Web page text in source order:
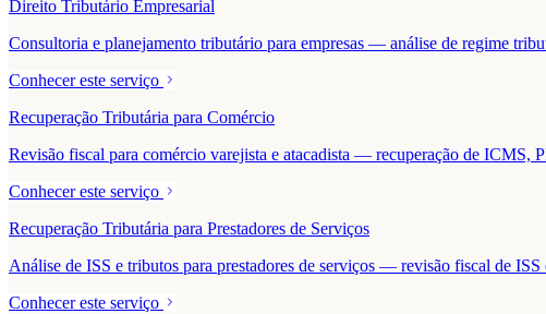
Direito Tributário Empresarial
Consultoria e planejamento tributário para empresas — análise de regime
Conhecer este serviço
Recuperação Tributária para Comércio
Revisão fiscal para comércio varejista e atacadista — recuperação de ICMS,
Conhecer este serviço
Recuperação Tributária para Prestadores de Serviços
Análise de ISS e tributos para prestadores de serviços — revisão fiscal de
Conhecer este serviço